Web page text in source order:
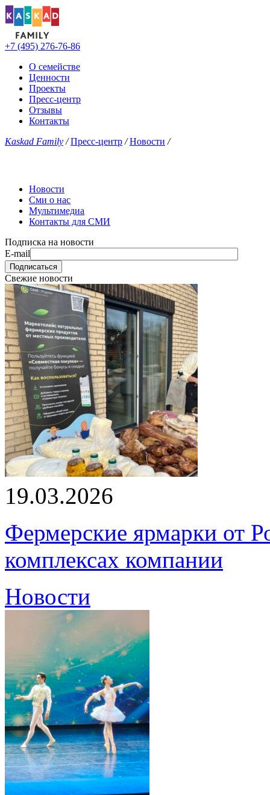
+7 (495) 276-76-86
О семействе
Ценности
Проекты
Пресс-центр
Отзывы
Контакты
Kaskad Family / Пресс-центр / Новости /
Новости
Сми о нас
Мультимедиа
Контакты для СМИ
Подписка на новости
E-mail
Свежие новости
19.03.2026
Фермерские ярмарки от
комплексах компании
Новости